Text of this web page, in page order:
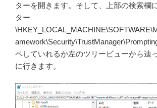
ターを開きます。そして、上部の検索欄
ター
ペしていれるか左のツリービューから辿
に行きます。